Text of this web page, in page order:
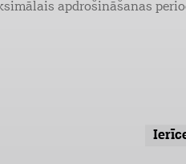
apdrošināšanas